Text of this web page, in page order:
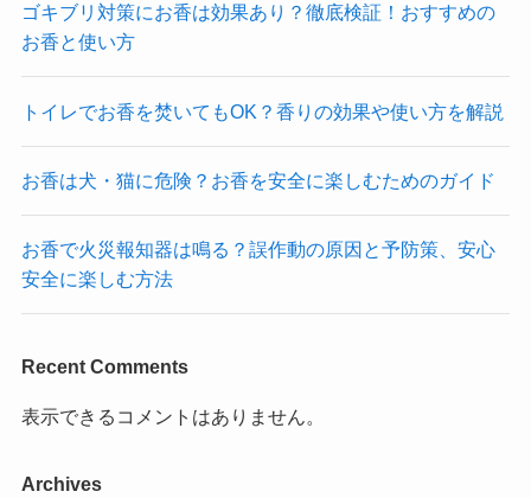
ゴキブリ対策にお香は効果あり？徹底検証！おすすめの
お香と使い方
トイレでお香を焚いてもOK？香りの効果や使い方を解説
お香は犬・猫に危険？お香を安全に楽しむためのガイド
お香で火災報知器は鳴る？誤作動の原因と予防策、安心
安全に楽しむ方法
Recent Comments
表示できるコメントはありません。
Archives